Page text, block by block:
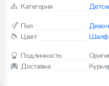
Категория
Пол
Цвет
Подлинность
Доставка